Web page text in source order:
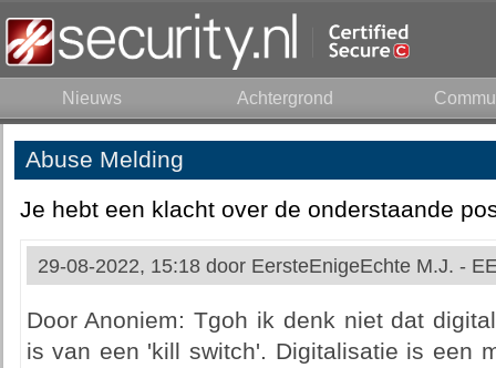
Nieuws Achtergrond
Abuse Melding
Je hebt een klacht over de onderstaande
29-08-2022, 15:18 door EersteEnigeEchte M.J. -
Door Anoniem: Tgoh ik denk niet dat
is van een 'kill switch'. Digitalisatie is een